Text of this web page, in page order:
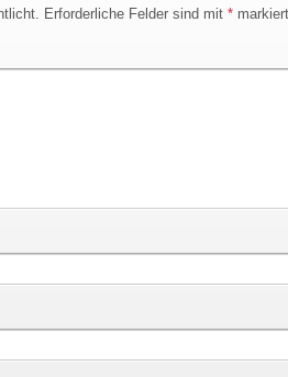
Erforderliche Felder sind mit *markiert